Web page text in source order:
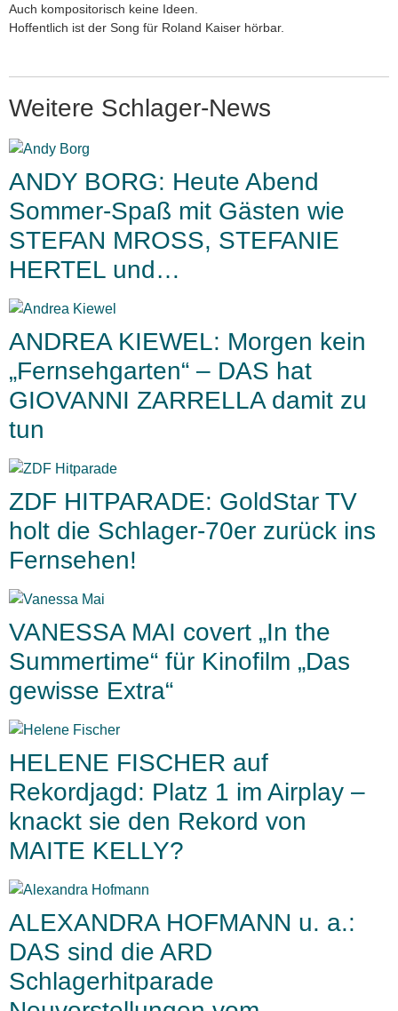
Auch kompositorisch keine Ideen.
Hoffentlich ist der Song für Roland Kaiser hörbar.
Weitere Schlager-News
ANDY BORG: Heute Abend
Sommer-Spaß mit Gästen wie
STEFAN MROSS, STEFANIE
HERTEL und…
ANDREA KIEWEL: Morgen kein
„Fernsehgarten“ – DAS hat
GIOVANNI ZARRELLA damit zu
tun
ZDF HITPARADE: GoldStar TV
holt die Schlager-70er zurück ins
Fernsehen!
VANESSA MAI covert „In the
Summertime“ für Kinofilm „Das
gewisse Extra“
HELENE FISCHER auf
Rekordjagd: Platz 1 im Airplay –
knackt sie den Rekord von
MAITE KELLY?
ALEXANDRA HOFMANN u. a.:
DAS sind die ARD
Schlagerhitparade